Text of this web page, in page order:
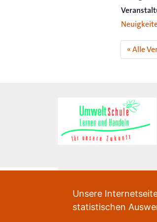
« Alle
Unsere
statistischen